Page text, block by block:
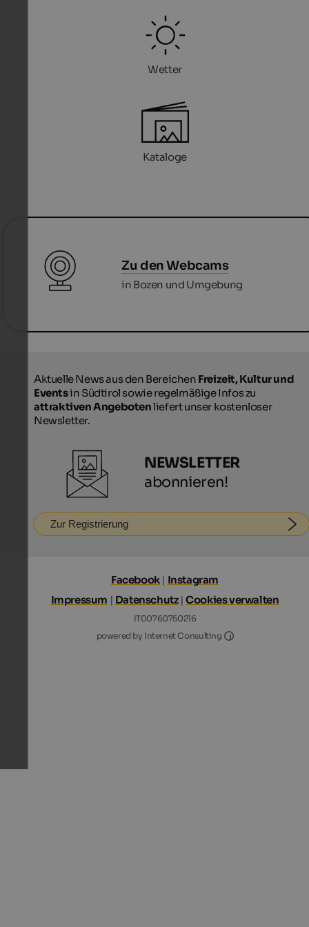
Wetter
Kataloge
Zu den Webcams
in Bozen und Umgebung
Aktuelle News aus den Bereichen Freizeit, Kultur und
Eventsin Südtirol sowie regelmäßige Infos zu
attraktiven Angebotenliefert unser kostenloser
Newsletter.
NEWSLETTER
abonnieren!
Zur Registrierung
Facebook| Instagram
Impressum | Datenschutz|Cookies verwalten
IT00760750216
powered by Internet Consulting
Internet